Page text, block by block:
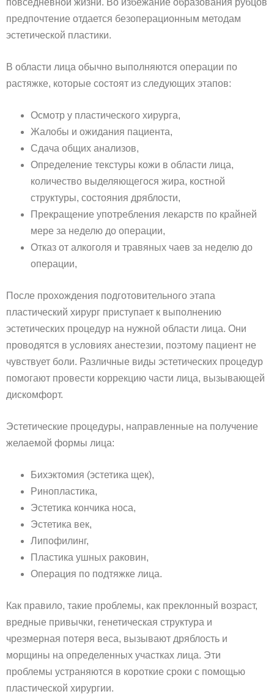
предпочтение отдается безоперационным методам
эстетической пластики.
В области лица обычно выполняются операции по
растяжке, которые состоят из следующих этапов:
Осмотр у пластического хирурга,
Жалобы и ожидания пациента,
Сдача общих анализов,
Определение текстуры кожи в области лица,
количество выделяющегося жира, костной
структуры, состояния дряблости,
Прекращение употребления лекарств по крайней
мере за неделю до операции,
Отказ от алкоголя и травяных чаев за неделю до
операции,
После прохождения подготовительного этапа
пластический хирург приступает к выполнению
эстетических процедур на нужной области лица. Они
проводятся в условиях анестезии, поэтому пациент не
чувствует боли. Различные виды эстетических процедур
помогают провести коррекцию части лица, вызывающей
дискомфорт.
Эстетические процедуры, направленные на получение
желаемой формы лица:
Бихэктомия (эстетика щек),
Ринопластика,
Эстетика кончика носа,
Эстетика век,
Липофилинг,
Пластика ушных раковин,
Операция по подтяжке лица.
Как правило, такие проблемы, как преклонный возраст,
вредные привычки, генетическая структура и
чрезмерная потеря веса, вызывают дряблость и
морщины на определенных участках лица. Эти
проблемы устраняются в короткие сроки с помощью
пластической хирургии.